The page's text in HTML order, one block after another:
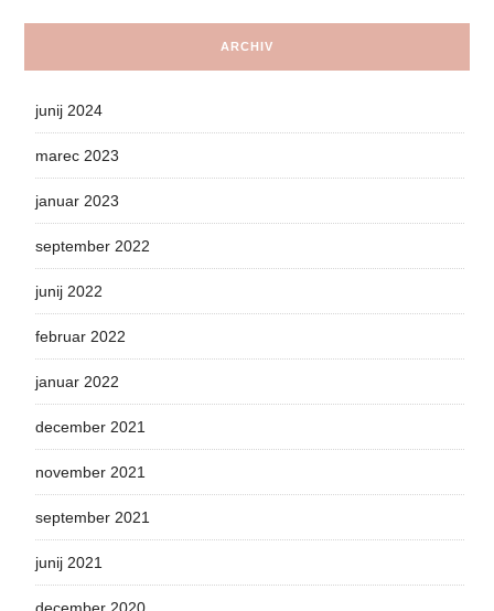
ARCHIV
junij 2024
marec 2023
januar 2023
september 2022
junij 2022
februar 2022
januar 2022
december 2021
november 2021
september 2021
junij 2021